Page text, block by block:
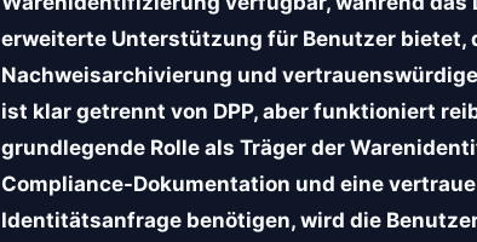
erweiterte Unterstützung für Benutzer bietet,
Nachweisarchivierung und
ist klar getrennt von DPP, aber funktioniert
grundlegende Rolle als Träger der
Compliance-Dokumentation und eine
Identitätsanfrage benötigen, wird die